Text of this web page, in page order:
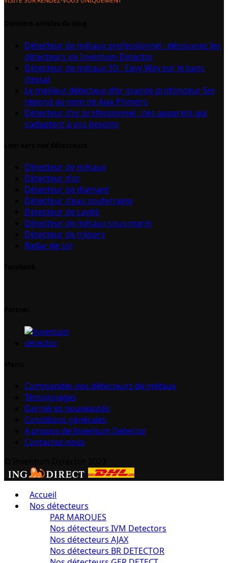
Détecteur de métaux professionnel : découvrez les
détecteurs de Inventum Detector
Détecteur de métaux 3D : Easy Way sur le banc
d’essai
Le meilleur détecteur d’or grande profondeur 5m
répond au nom de Ajax Primero
Détecteur d’or professionnel : des appareils qui
s’adaptent à vos besoins
Détecteur de métaux
Détecteur d’or
Détecteur de diamant
Détecteur d’eau souterraine
Détecteur de cavité
Détecteur de métaux sous-marin
Détecteur de trésors
Radar de sol
Commander nos détecteurs de métaux
Témoignages
Dernières nouveautés
Conditions générales
A propos de Inventum Detector
Contactez-nous
Accueil
Nos détecteurs
PAR MARQUES
Nos détecteurs IVM Detectors
Nos détecteurs AJAX
Nos détecteurs BR DETECTOR